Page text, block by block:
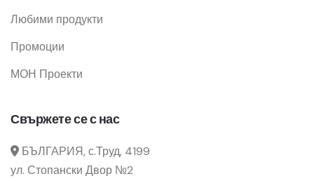
Любими продукти
Промоции
МОН Проекти
Свържете се с нас
БЪЛГАРИЯ, с.Труд, 4199
ул. Стопански Двор №2